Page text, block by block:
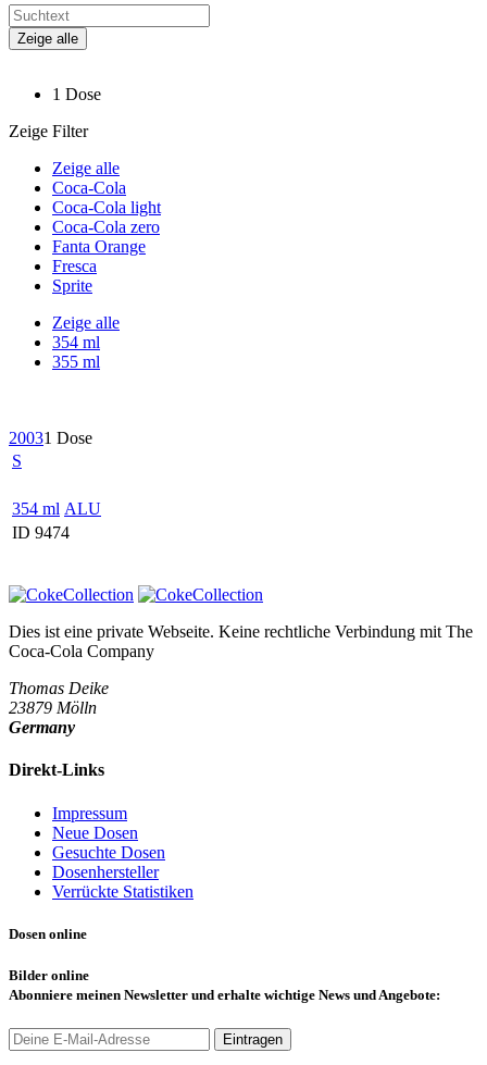
Zeige alle
1 Dose
Zeige Filter
Zeige alle
Coca-Cola
Coca-Cola light
Coca-Cola zero
Fanta Orange
Fresca
Sprite
Zeige alle
354 ml
355 ml
20031 Dose
S
354 ml ALU
ID 9474
Dies ist eine private Webseite. Keine rechtliche Verbindung mit The
Coca-Cola Company
Thomas Deike
23879 Mölln
Germany
Direkt-Links
Impressum
Neue Dosen
Gesuchte Dosen
Dosenhersteller
Verrückte Statistiken
Dosen online
Bilder online
Abonniere meinen Newsletter und erhalte wichtige News und Angebote:
Eintragen